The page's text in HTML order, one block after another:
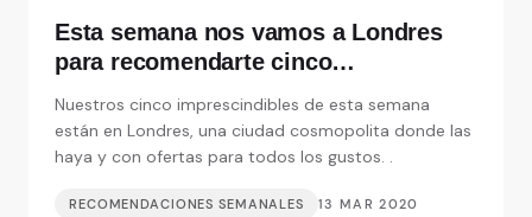
Esta semana nos vamos a Londres
para recomendarte cinco
imprescindibles
Nuestros cinco imprescindibles de esta semana
están en Londres, una ciudad cosmopolita donde las
RECOMENDACIONES SEMANALES 13 MAR 2020